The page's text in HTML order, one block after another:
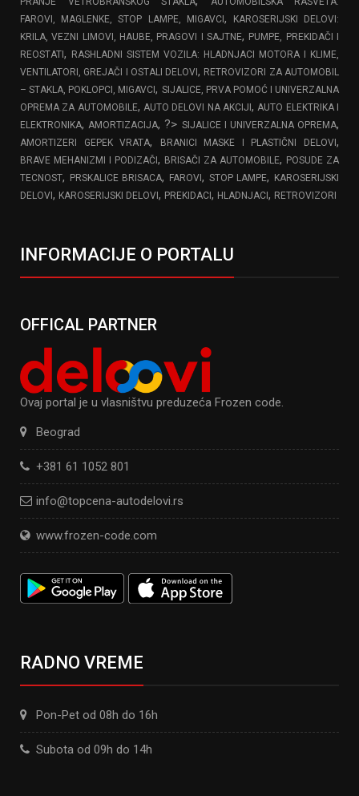
FAROVI, MAGLENKE, STOP LAMPE, MIGAVCI ,
KAROSERIJSKI DELOVI:
KRILA, VEZNI LIMOVI, HAUBE, PRAGOVI I SAJTNE, PUMPE, PREKIDAČI I
REOSTATI ,
RASHLADNI SISTEM VOZILA: HLADNJACI MOTORA I KLIME,
VENTILATORI, GREJAČI I OSTALI DELOVI, RETROVIZORI ZA AUTOMOBIL
– STAKLA, POKLOPCI, MIGAVCI, SIJALICE, PRVA POMOĆ I UNIVERZALNA
OPREMA ZA AUTOMOBILE,AUTO DELOVI NA AKCIJI,AUTO ELEKTRIKA I
ELEKTRONIKA,AMORTIZACIJA, ?> SIJALICE I UNIVERZALNA OPREMA,
AMORTIZERI GEPEK VRATA, BRANICI MASKE I PLASTIČNI DELOVI,
BRAVE MEHANIZMI I PODIZAČI , BRISAČI ZA AUTOMOBILE, POSUDE ZA
TECNOST, PRSKALICE BRISACA, FAROVI, STOP LAMPE,
KAROSERIJSKI
DELOVI , KAROSERIJSKI DELOVI , PREKIDACI , HLADNJACI , RETROVIZORI
INFORMACIJE O PORTALU
OFFICAL PARTNER
Ovaj portal je u vlasništvu preduzeća Frozen code.
Beograd
+381 61 1052 801
info@topcena-autodelovi.rs
www.frozen-code.com
RADNO VREME
Pon-Pet od 08h do 16h
Subota od 09h do 14h